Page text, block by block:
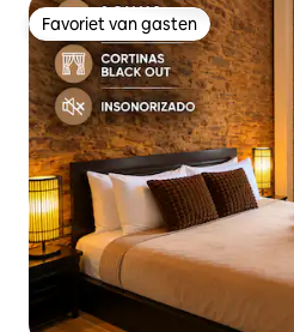
Favoriet van gasten
Favoriet van gasten